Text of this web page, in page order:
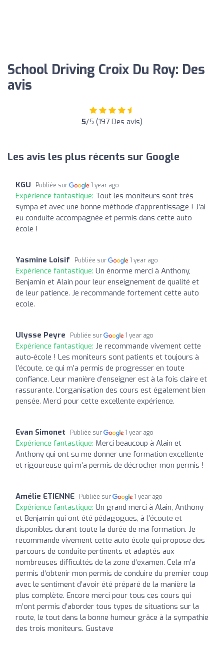
School Driving Croix Du Roy: Des
avis
5/5 (197 Des avis)
Les avis les plus récents sur Google
KGU Publiée sur 1 year ago
Expérience fantastique: Tout les moniteurs sont très
sympa et avec une bonne méthode d’apprentissage ! J’ai
eu conduite accompagnée et permis dans cette auto
école !
Yasmine Loisif Publiée sur 1 year ago
Expérience fantastique: Un énorme merci à Anthony,
Benjamin et Alain pour leur enseignement de qualité et
de leur patience. Je recommande fortement cette auto
ecole.
Ulysse Peyre Publiée sur 1 year ago
Expérience fantastique: Je recommande vivement cette
auto-école ! Les moniteurs sont patients et toujours à
l’écoute, ce qui m’a permis de progresser en toute
confiance. Leur manière d’enseigner est à la fois claire et
rassurante. L’organisation des cours est également bien
pensée. Merci pour cette excellente expérience.
Evan Simonet Publiée sur 1 year ago
Expérience fantastique: Merci beaucoup à Alain et
Anthony qui ont su me donner une formation excellente
et rigoureuse qui m’a permis de décrocher mon permis !
Amélie ETIENNE Publiée sur 1 year ago
Expérience fantastique: Un grand merci à Alain, Anthony
et Benjamin qui ont été pédagogues, à l’écoute et
disponibles durant toute la durée de ma formation. Je
recommande vivement cette auto école qui propose des
parcours de conduite pertinents et adaptés aux
nombreuses difficultés de la zone d’examen. Cela m’a
permis d’obtenir mon permis de conduire du premier coup
avec le sentiment d’avoir été préparé de la manière la
plus complète. Encore merci pour tous ces cours qui
m’ont permis d’aborder tous types de situations sur la
route, le tout dans la bonne humeur grâce à la sympathie
des trois moniteurs. Gustave